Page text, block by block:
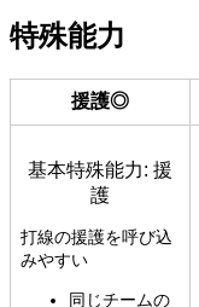
特殊能力
援護◎
基本特殊能力: 援
護
打線の援護を呼び込
みやすい
同じチームの